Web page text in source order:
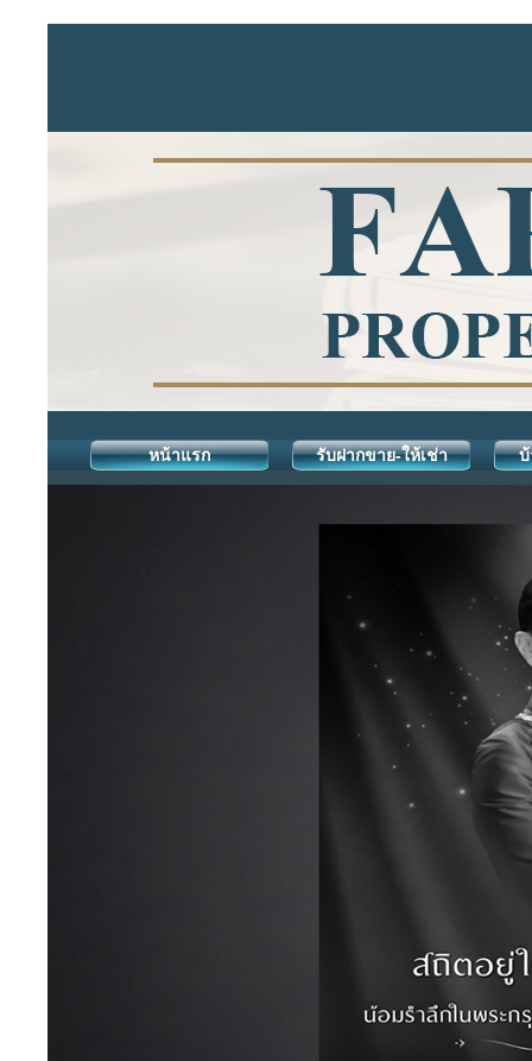
หน้าแรก รับฝากขาย-ให้เช่า บ้